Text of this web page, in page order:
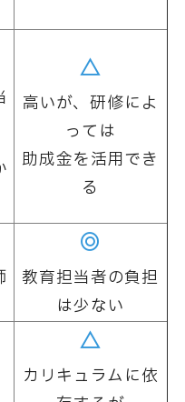
△
高いが、研修によ
っては
助成金を活用でき
る
◎
教育担当者の負担
は少ない
△
カリキュラムに依